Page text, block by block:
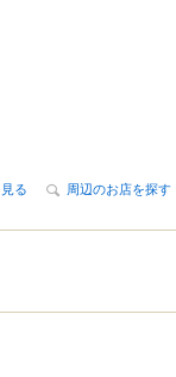
る 周辺のお店を探す